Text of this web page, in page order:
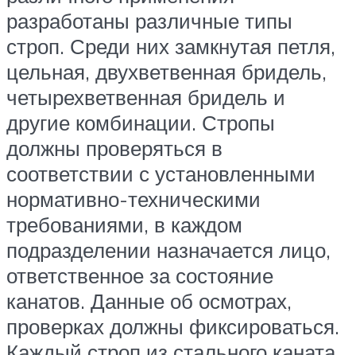
разработаны различные типы
строп. Среди них замкнутая петля,
цельная, двухветвенная бридель,
четырехветвенная бридель и
другие комбинации. Стропы
должны проверяться в
соответствии с установленными
нормативно-техническими
требованиями, в каждом
подразделении назначается лицо,
ответственное за состояние
канатов. Данные об осмотрах,
проверках должны фиксироваться.